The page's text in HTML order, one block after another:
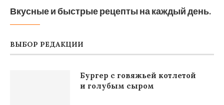
Вкусные и быстрые рецепты на каждый день.
ВЫБОР РЕДАКЦИИ
Бургер с говяжьей котлетой
и голубым сыром